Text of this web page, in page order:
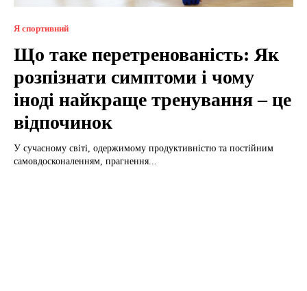
Я спортивний
Що таке перетренованість: Як
розпізнати симптоми і чому
іноді найкраще тренування – це
відпочинок
У сучасному світі, одержимому продуктивністю та постійним
самовдосконаленням, прагнення...